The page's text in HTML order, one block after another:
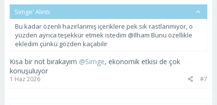
Simge' Alıntı:
Bu kadar özenli hazırlanmış içeriklere pek sık rastlanmıyor, o
yüzden ayrıca teşekkür etmek istedim @Ilham Bunu özellikle
ekledim çünkü gözden kaçabilir
Kısa bir not bırakayım @Simge, ekonomik etkisi de çok
konuşuluyor
1 Haz 2026 #7